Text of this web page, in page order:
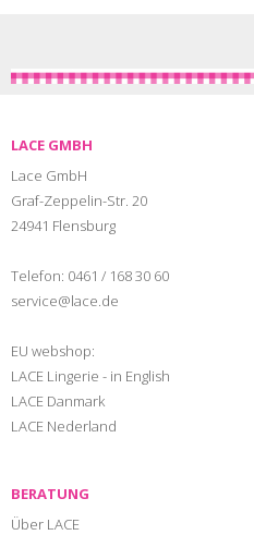
LACE GMBH
Lace GmbH
Graf-Zeppelin-Str. 20
24941 Flensburg
Telefon: 0461 / 168 30 60
service@lace.de
EU webshop:
LACE Lingerie - in English
LACE Danmark
LACE Nederland
BERATUNG
Über LACE